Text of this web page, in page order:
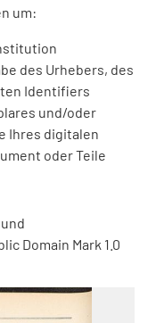
um:
des Urhebers, des
Identifiers
und/oder
Ihres digitalen
oder Teile
Domain Mark 1.0